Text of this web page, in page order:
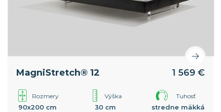
MagniStretch® 12 1 569 €
Rozmery
90x200 cm
Výška
30 cm
Tuhosť
stredne mäkká